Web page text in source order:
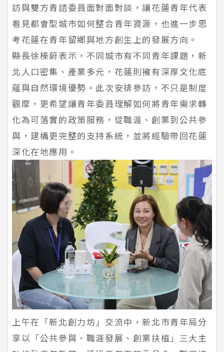
訪與雙方青諮委員面對面對談，讓花蓮青年代表
看見都會型城市如何整合青年資源，也進一步思
考花蓮在青年留鄉與地方創生上的發展方向。
縣長徐榛蔚表示，不同城市有不同青年課題，新
北人口密集、產業多元，花蓮則擁有深厚文化底
蘊與自然環境優勢。此次安排參訪，不只是制度
觀摩，更希望讓青年委員理解如何將青年需求轉
化為可落實的政策服務，從職涯、創業到公共參
與，建構更完整的支持系統，並將經驗帶回花蓮
深化在地應用。
上午在「新北創力坊」交流中，新北市青年局分
享以「公共參與、職涯發展、創業扶植」三大主